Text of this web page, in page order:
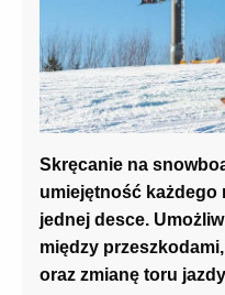
Skręcanie na
umiejętność każdego
jednej desce.
między
oraz zmianę toru